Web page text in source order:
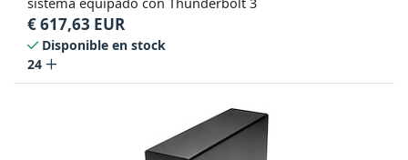
€617,63 EUR
Disponible en stock
24